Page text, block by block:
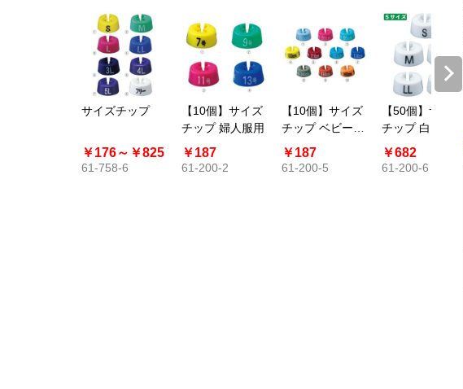
サイズチップ
￥176～ ￥825
61-758-6
【10個】サイズ
チップ 婦人服用
￥187
61-200-2
【10個】サイズ
チップ ベビー子
供服用
￥187
61-200-5
【50個】サイズ
チップ 白
￥682
61-200-6